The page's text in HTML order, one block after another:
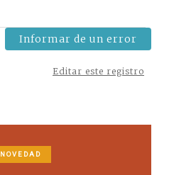
Informar de un error
Editar este registro
NOVEDAD